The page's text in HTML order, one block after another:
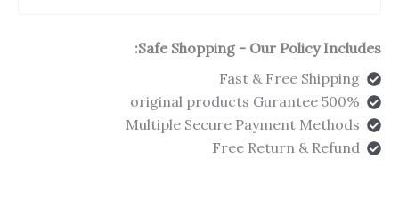
Safe Shopping - Our Policy Includes:
Fast & Free Shipping
500% original products Gurantee
Multiple Secure Payment Methods
Free Return & Refund